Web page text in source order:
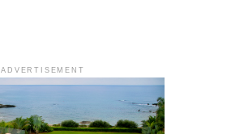
ADVERTISEMENT